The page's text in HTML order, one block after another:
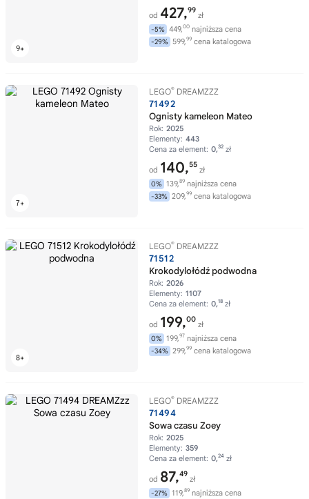
od 427,99
zł
-5% 449,00 najniższa cena
-29% 599,99 cena katalogowa
LEGO® DREAMZZZ
71492
Ognisty kameleon Mateo
Rok: 2025
Elementy: 443
Cena za element: 0,32 zł
od 140,55
zł
0% 139,89 najniższa cena
-33% 209,99 cena katalogowa
LEGO® DREAMZZZ
71512
Krokodylołódź podwodna
Rok: 2026
Elementy: 1107
Cena za element: 0,18 zł
od 199,00
zł
0% 199,97 najniższa cena
-34% 299,99 cena katalogowa
LEGO® DREAMZZZ
71494
Sowa czasu Zoey
Rok: 2025
Elementy: 359
Cena za element: 0,24 zł
od 87,49
zł
-27% 119,89 najniższa cena